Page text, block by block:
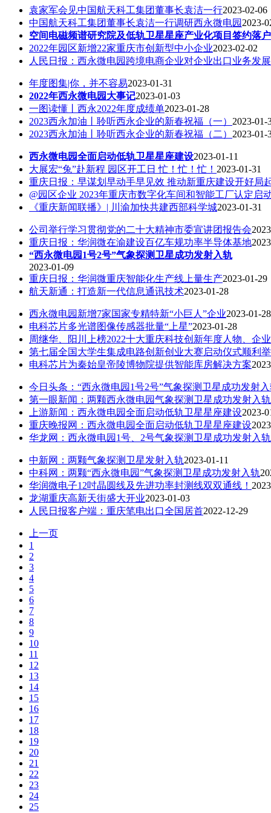
袁家军会见中国航天科工集团董事长袁洁一行2023-02-06
中国航天科工集团董事长袁洁一行调研西永微电园 2023-
空间电磁频谱研究院及低轨卫星星座产业化项目签约落
2022年园区新增22家重庆市创新型中小企业2023-02-02
人民日报：西永微电园跨境电商企业对企业出口业务发
年度图集|你，并不容易2023-01-31
2022年西永微电园大事记2023-01-03
一图读懂丨西永2022年度成绩单2023-01-28
2023西永加油丨聆听西永企业的新春祝福（一） 2023-01-
2023西永加油丨聆听西永企业的新春祝福（二） 2023-01-
西永微电园全面启动低轨卫星星座建设2023-01-11
大展宏“兔”赴新程 园区开工日 忙！忙！忙！ 2023-01-31
重庆日报：早谋划早动手早见效 推动新重庆建设开好局
@园区企业 2023年重庆市数字化车间和智能工厂认定启
《重庆新闻联播》| 川渝加快共建西部科学城2023-01-31
公司举行学习贯彻党的二十大精神市委宣讲团报告会
重庆日报：华润微在渝建设百亿车规功率半导体基地
“西永微电园1号2号”气象探测卫星成功发射入轨
2023-01-09
重庆日报：华润微重庆智能化生产线上量生产2023-01-29
航天新通：打造新一代信息通讯技术2023-01-28
西永微电园新增7家国家专精特新“小巨人”企业2023-01-28
电科芯片多光谱图像传感器批量“上星”2023-01-28
周继华、阳川上榜2022十大重庆科技创新年度人物、企
第七届全国大学生集成电路创新创业大赛启动仪式顺利
电科芯片为秦始皇帝陵博物院提供智能库房解决方案
今日头条：“西永微电园1号2号”气象探测卫星成功发射
第一眼新闻：两颗西永微电园气象探测卫星成功发射入轨
上游新闻：西永微电园全面启动低轨卫星星座建设2023-
重庆晚报网：西永微电园全面启动低轨卫星星座建设
华龙网：西永微电园1号、2号气象探测卫星成功发射入轨
中新网：两颗气象探测卫星发射入轨2023-01-11
中科网：两颗“西永微电园”气象探测卫星成功发射入轨
华润微电子12吋晶圆线及先进功率封测线双双通线！
龙湖重庆高新天街盛大开业2023-01-03
人民日报客户端：重庆笔电出口全国居首2022-12-29
上一页
1
2
3
4
5
6
7
8
9
10
11
12
13
14
15
16
17
18
19
20
21
22
23
24
25